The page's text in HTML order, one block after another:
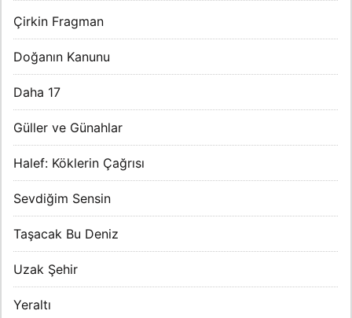
Çirkin Fragman
Doğanın Kanunu
Daha 17
Güller ve Günahlar
Halef: Köklerin Çağrısı
Sevdiğim Sensin
Taşacak Bu Deniz
Uzak Şehir
Yeraltı